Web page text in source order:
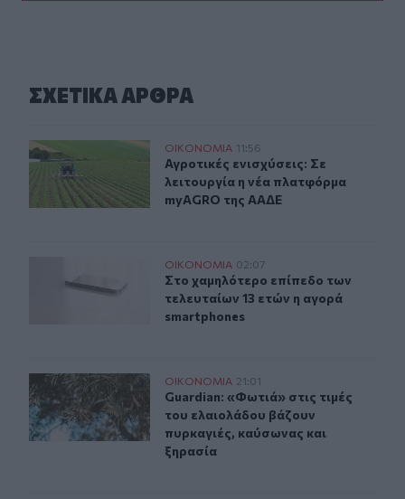
ΣΧΕΤΙΚA AΡΘΡΑ
Αγροτικές ενισχύσεις: Σε λειτουργία η νέα πλατφόρμα
ΟΙΚΟΝΟΜΙΑ 11:56
Αγροτικές ενισχύσεις: Σε
Αγροτικές ενισχύσεις: Σε
λειτουργία η νέα πλατφόρμα
myAGRO της ΑΑΔΕ
Στο χαμηλότερο επίπεδο των τελευταίων 13 ετών η
ΟΙΚΟΝΟΜΙΑ 02:07
Στο χαμηλότερο επίπεδο των
Στο χαμηλότερο επίπεδο των
τελευταίων 13 ετών η αγορά
smartphones
Guardian: «Φωτιά» στις τιμές του ελαιολάδου βάζουν
ΟΙΚΟΝΟΜΙΑ 21:01
Guardian: «Φωτιά» στις τιμές του
Guardian: «Φωτιά» στις τιμές
του ελαιολάδου βάζουν
πυρκαγιές, καύσωνας και
ξηρασία